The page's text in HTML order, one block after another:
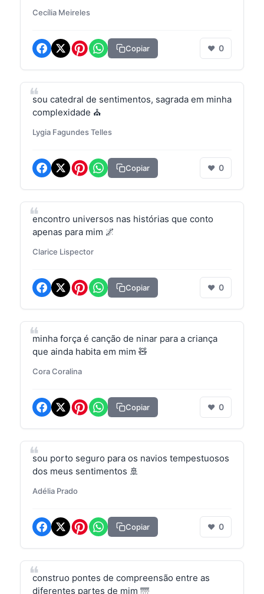
Cecília Meireles
Copiar ❤ 0
sou catedral de sentimentos, sagrada em minha
complexidade ⛪
Lygia Fagundes Telles
Copiar ❤ 0
encontro universos nas histórias que conto
apenas para mim 🌌
Clarice Lispector
Copiar ❤ 0
minha força é canção de ninar para a criança
que ainda habita em mim 🧸
Cora Coralina
Copiar ❤ 0
sou porto seguro para os navios tempestuosos
dos meus sentimentos 🚢
Adélia Prado
Copiar ❤ 0
construo pontes de compreensão entre as
diferentes partes de mim 🌁